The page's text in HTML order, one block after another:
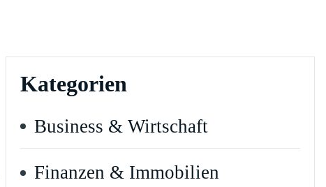
Kategorien
Business & Wirtschaft
Finanzen & Immobilien